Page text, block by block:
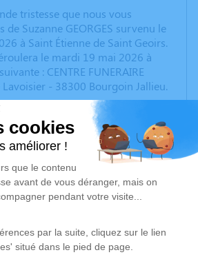
tristesse que nous vous
de Suzanne GEORGES survenu le
à Saint Étienne de Saint Geoirs.
le mardi 19 mai 2026 à
: CENTRE FUNERAIRE
Lavoisier - 38300 Bourgoin Jallieu.
utiliser cet espace pour laisser
des photos souvenirs, une
vos pensées à travers des
Cet endroit est un lieu
honorer la mémoire de Suzanne
nous vous proposons un moment
pour la crémation qui aura